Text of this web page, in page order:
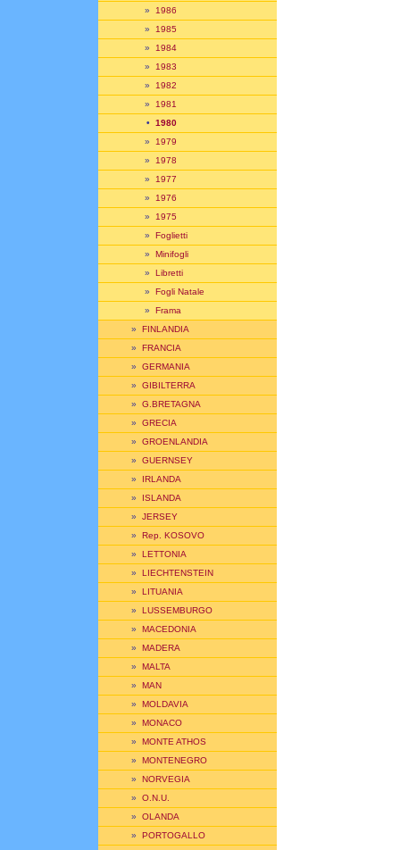
» 1986
» 1985
» 1984
» 1983
» 1982
» 1981
• 1980
» 1979
» 1978
» 1977
» 1976
» 1975
» Foglietti
» Minifogli
» Libretti
» Fogli Natale
» Frama
» FINLANDIA
» FRANCIA
» GERMANIA
» GIBILTERRA
» G.BRETAGNA
» GRECIA
» GROENLANDIA
» GUERNSEY
» IRLANDA
» ISLANDA
» JERSEY
» Rep. KOSOVO
» LETTONIA
» LIECHTENSTEIN
» LITUANIA
» LUSSEMBURGO
» MACEDONIA
» MADERA
» MALTA
» MAN
» MOLDAVIA
» MONACO
» MONTE ATHOS
» MONTENEGRO
» NORVEGIA
» O.N.U.
» OLANDA
» PORTOGALLO